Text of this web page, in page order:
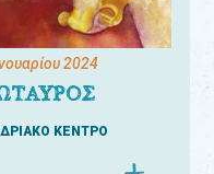
2024
ΚΕΝΤΡΟ